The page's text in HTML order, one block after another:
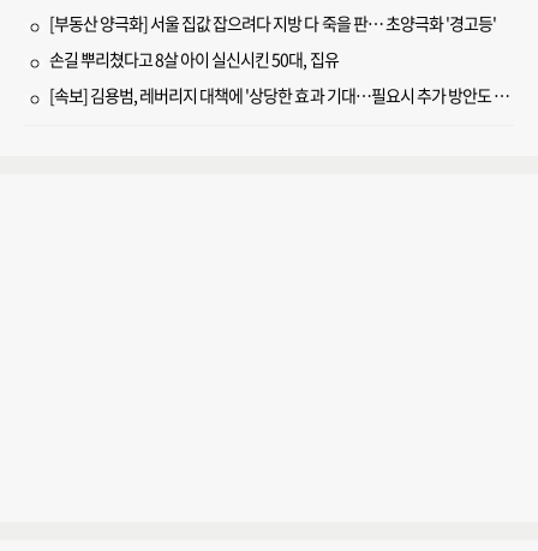
[부동산 양극화] 서울 집값 잡으려다 지방 다 죽을 판… 초양극화 '경고등'
손길 뿌리쳤다고 8살 아이 실신시킨 50대, 집유
[속보] 김용범, 레버리지 대책에 '상당한 효과 기대…필요시 추가 방안도 검토'